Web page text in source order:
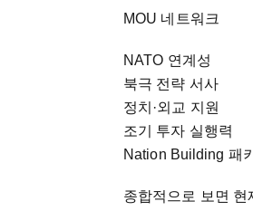
MOU 네
NATO 연
북극 전략
정치·외교
조기 투자
Nation
종합적으로 보면